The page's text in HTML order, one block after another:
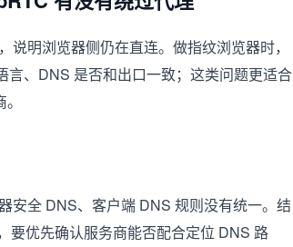
明浏览器侧仍在直连。做指纹浏览器时，
言、DNS 是否和出口一致；这类问题更适合
安全 DNS、客户端 DNS 规则没有统一。结
要优先确认服务商能否配合定位 DNS 路